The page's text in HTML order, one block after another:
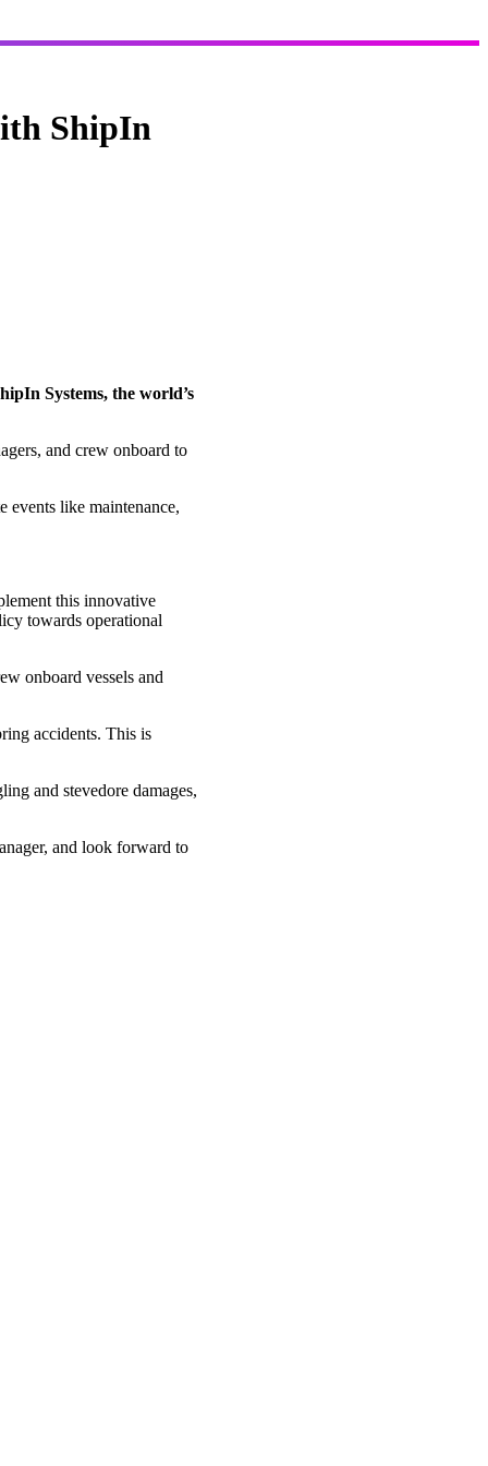
ShipIn
Systems, the world’s
and crew onboard to
events like maintenance,
this innovative
towards operational
onboard vessels and
accidents. This is
and stevedore damages,
and look forward to